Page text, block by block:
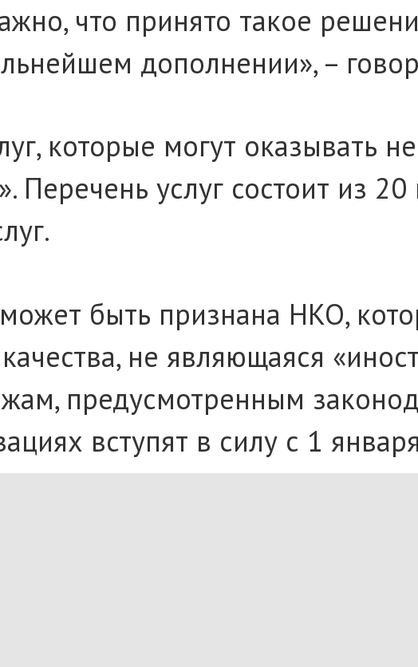
что принято такое
дополнении», –
которые могут оказывать
услуг состоит из
быть признана НКО,
не являющаяся
предусмотренным
вступят в силу с 1